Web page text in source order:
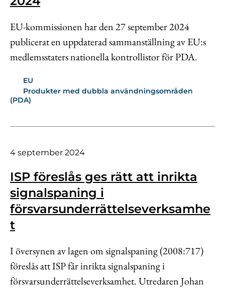
EU-kommissionen har den 27 september 2024
publicerat en uppdaterad sammanställning av EU:s
medlemsstaters nationella kontrollistor för PDA.
EU
Produkter med dubbla användningsområden
(PDA)
4 september 2024
ISP föreslås ges rätt att inrikta
signalspaning i
försvarsunderrättelseverksamhe
t
I översynen av lagen om signalspaning (2008:717)
föreslås att ISP får inrikta signalspaning i
försvarsunderrättelseverksamhet. Utredaren Johan